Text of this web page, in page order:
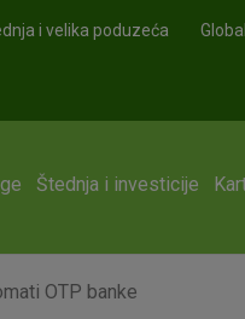
i velika poduzeća
Štednja i investicije
OTP banke